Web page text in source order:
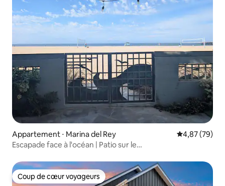
Appartement ⋅ Marina del Rey Évaluation
4,87 (79)
Escapade face à l'océan | Patio sur le
Coup de cœur voyageurs
Coup de cœur voyageurs